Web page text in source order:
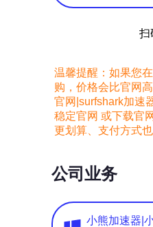
扫
温馨提醒：如果您
购，价格会比官网
官网|surfshark加速
稳定官网 或下载官
更划算、支付方式
公司业务
小熊加速器|